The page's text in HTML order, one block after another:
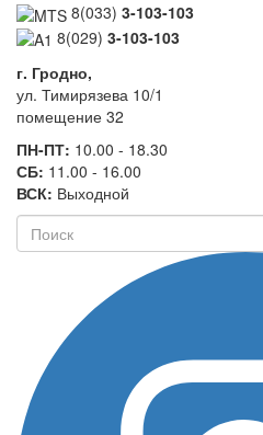
8(033) 3-103-103
8(029) 3-103-103
г. Гродно,
ул. Тимирязева 10/1
помещение 32
ПН-ПТ: 10.00 - 18.30
СБ: 11.00 - 16.00
ВСК: Выходной